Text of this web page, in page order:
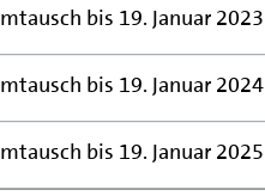
bis 19. Januar 2023
bis 19. Januar 2024
bis 19. Januar 2025